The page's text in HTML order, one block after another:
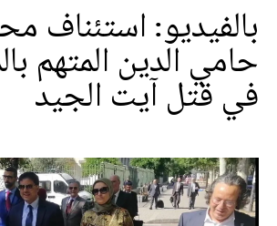
بالفيديو: استئناف
حامي الدين المتهم
في قتل آيت الجيد